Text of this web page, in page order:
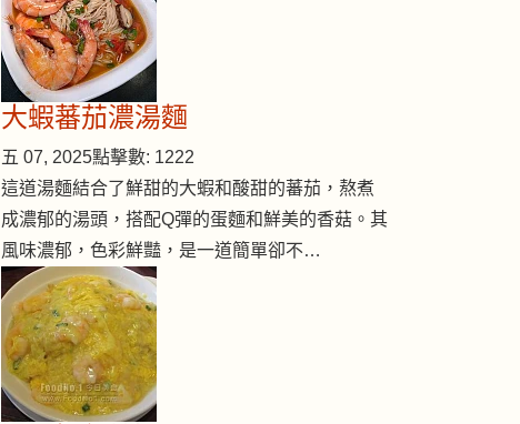
大蝦蕃茄濃湯麵
五 07, 2025點擊數: 1222
這道湯麵結合了鮮甜的大蝦和酸甜的蕃茄，熬煮
成濃郁的湯頭，搭配Q彈的蛋麵和鮮美的香菇。其
風味濃郁，色彩鮮豔，是一道簡單卻不…